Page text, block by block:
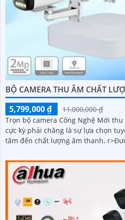
BỘ CAMERA THU ÂM CHẤT
5,799,000 ₫
11,000,000 ₫
Trọn bộ camera Công Nghệ Mới
cực kỳ phải chăng là sự lựa chọn
tâm đến